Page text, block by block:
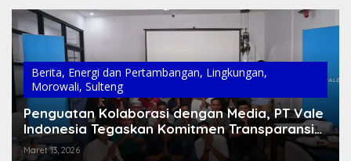
Berita, Energi dan Pertambangan, Lingkungan,
Morowali, Sulteng
Penguatan Kolaborasi dengan Media, PT Vale
Indonesia Tegaskan Komitmen Transparansi
dan Keberlanjutan
Maret 13, 2026